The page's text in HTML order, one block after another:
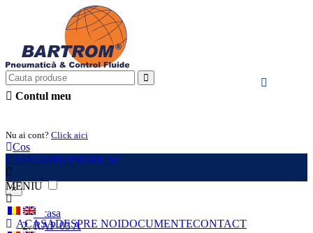
Contul meu
Nu ai cont? Click aici
Cos
CATEGORII PRODUSE
MENIU
ACASADESPRE NOIDOCUMENTECONTACT
×
Acasa
RAP-03 A